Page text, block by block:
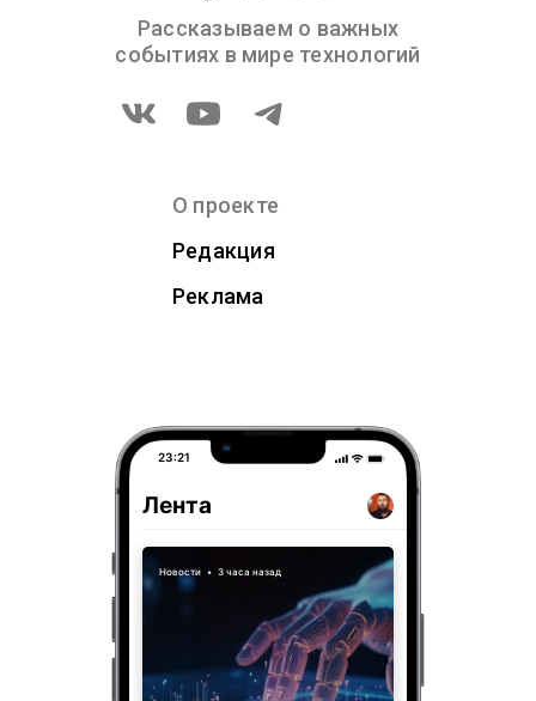
Рассказываем о важных
событиях в мире технологий
О проекте
Редакция
Реклама
23:21
Лента
Новости • 3 часа назад